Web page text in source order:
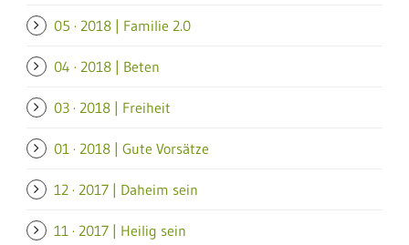
05 · 2018 | Familie 2.0
04 · 2018 | Beten
03 · 2018 | Freiheit
01 · 2018 | Gute Vorsätze
12 · 2017 | Daheim sein
11 · 2017 | Heilig sein